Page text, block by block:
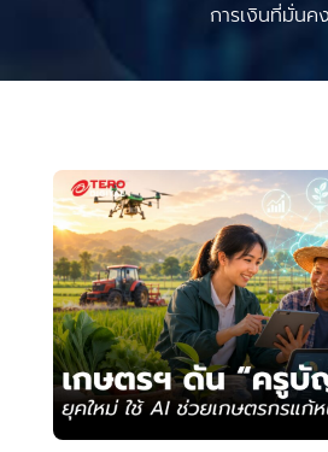
การเงินที่มั่นคง